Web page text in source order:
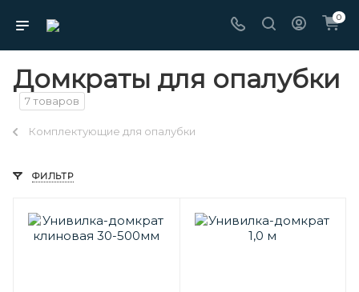
0
Домкраты для опалубки
7 товаров
Комплектующие для опалубки
ФИЛЬТР